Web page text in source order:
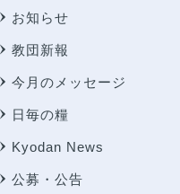
お知らせ
教団新報
今月のメッセージ
日毎の糧
Kyodan News
公募・公告